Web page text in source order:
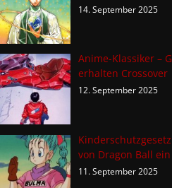
14. September 2025
Anime-Klassiker –
erhalten Crossover
12. September 2025
von Dragon Ball ein
11. September 2025